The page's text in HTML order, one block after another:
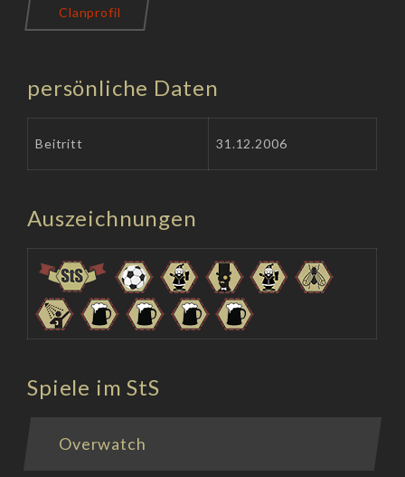
Clanprofil
persönliche Daten
Beitritt 31.12.2006
Auszeichnungen
Spiele im StS
Overwatch